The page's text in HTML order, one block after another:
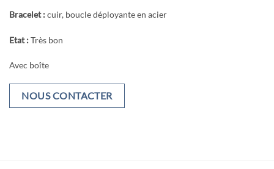
Bracelet :cuir, boucle déployante en acier
Etat :Très bon
Avec boîte
NOUS CONTACTER